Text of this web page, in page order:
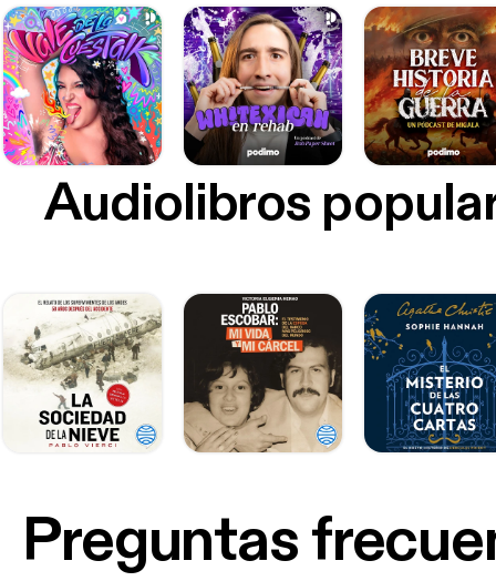
Audiolibros
Preguntas